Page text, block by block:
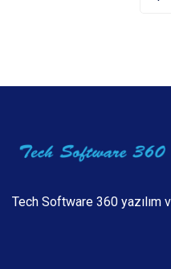
Tech Software 360 yazılım